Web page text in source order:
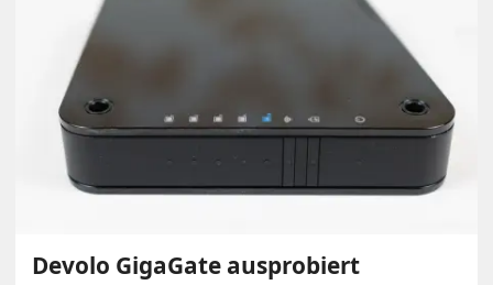
Devolo GigaGate ausprobiert